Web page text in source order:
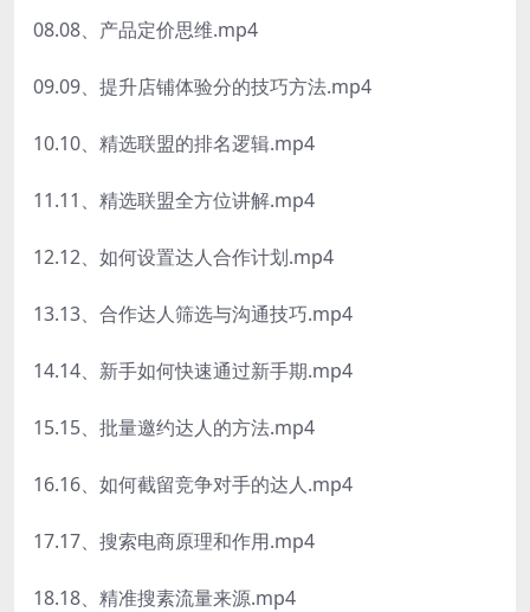
08.08、产品定价思维.mp4
09.09、提升店铺体验分的技巧方法.mp4
10.10、精选联盟的排名逻辑.mp4
11.11、精选联盟全方位讲解.mp4
12.12、如何设置达人合作计划.mp4
13.13、合作达人筛选与沟通技巧.mp4
14.14、新手如何快速通过新手期.mp4
15.15、批量邀约达人的方法.mp4
16.16、如何截留竞争对手的达人.mp4
17.17、搜索电商原理和作用.mp4
18.18、精准搜素流量来源.mp4